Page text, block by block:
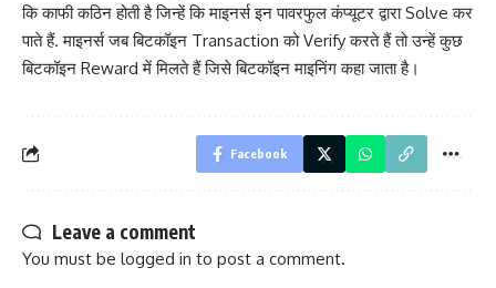
कि काफी कठिन होती है जिन्हें कि माइनर्स इन पावरफुल कंप्यूटर द्वारा Solve कर
पाते हैं. माइनर्स जब बिटकॉइन Transaction को Verify करते हैं तो उन्हें कुछ
बिटकॉइन Reward में मिलते हैं जिसे बिटकॉइन माइनिंग कहा जाता है।
Facebook
Leave a comment
You must be logged in to post a comment.